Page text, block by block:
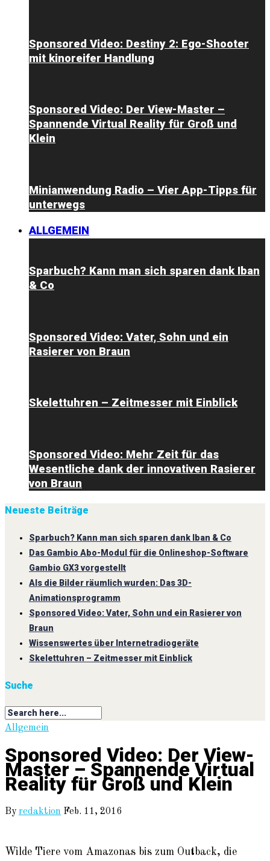
Sponsored Video: Destiny 2: Ego-Shooter
mit kinoreifer Handlung
Sponsored Video: Der View-Master –
Spannende Virtual Reality für Groß und
Klein
Minianwendung Radio – Vier App-Tipps für
unterwegs
ALLGEMEIN
Sparbuch? Kann man sich sparen dank Iban
& Co
Sponsored Video: Vater, Sohn und ein
Rasierer von Braun
Skelettuhren – Zeitmesser mit Einblick
Sponsored Video: Mehr Zeit für das
Wesentliche dank der innovativen Rasierer
von Braun
Neueste Beiträge
Sparbuch? Kann man sich sparen dank Iban & Co
Das Gambio Abo-Modul für die Onlineshop-Software
Gambio GX3 vorgestellt
Als die Bilder räumlich wurden: Das 3D-
Animationsprogramm
Sponsored Video: Vater, Sohn und ein Rasierer von
Braun
Wissenswertes über Internetradiogeräte
Skelettuhren – Zeitmesser mit Einblick
Suche
Allgemein
Sponsored Video: Der View-
Master – Spannende Virtual
Reality für Groß und Klein
By redaktion Feb. 11, 2016
Wilde Tiere vom Amazonas bis zum Outback, die